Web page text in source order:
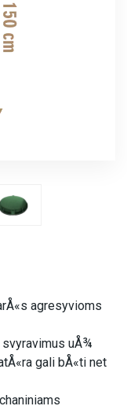
agresyvioms
svyravimus uÅ¾
gali bÅ«ti net